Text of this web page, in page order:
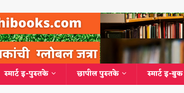
स्मार्ट इ-पुस्तके छापील पुस्तके स्मार्ट इ-